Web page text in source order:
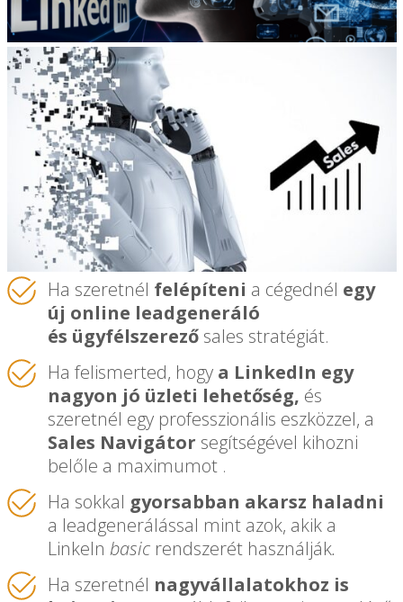
Ha szeretnél felépíteni a cégednél egy
új online leadgeneráló
és ügyfélszerezősales stratégiát.
Ha felismerted, hogy a LinkedIn egy
nagyon jó üzleti lehetőség, és
szeretnél egy professzionális eszközzel, a
Sales Navigátor segítségével kihozni
belőle a maximumot .
Ha sokkal gyorsabban akarsz haladni
a leadgenerálással mint azok, akik a
LinkeIn basic rendszerét használják.
Ha szeretnél nagyvállalatokhoz is